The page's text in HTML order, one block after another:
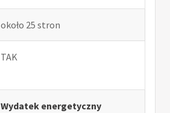
około 25 stron
TAK
Wydatek energetyczny